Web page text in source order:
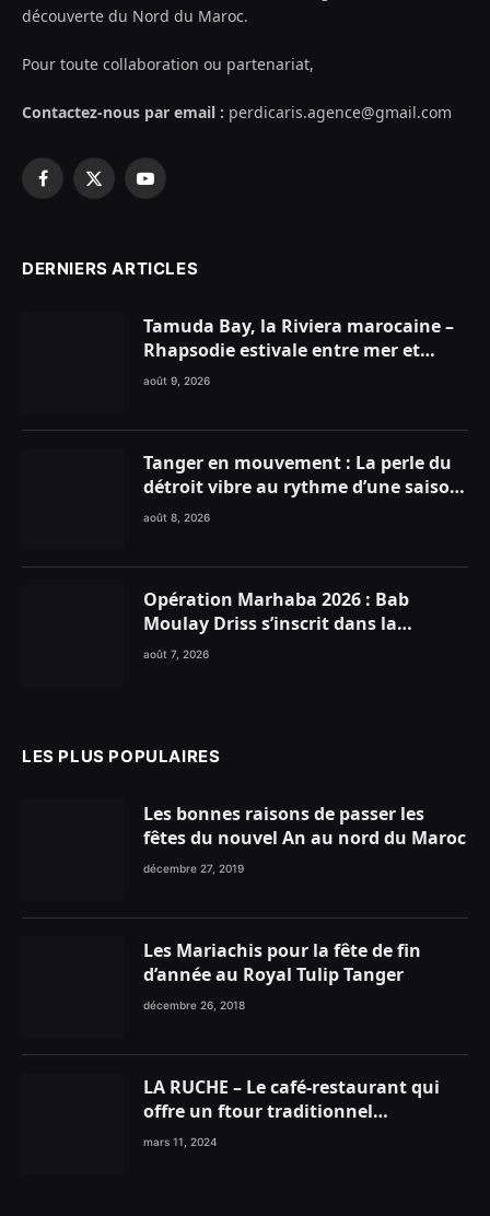
découverte du Nord du Maroc.
Pour toute collaboration ou partenariat,
Contactez-nous par email : perdicaris.agence@gmail.com
Facebook
X
YouTube
DERNIERS ARTICLES
Tamuda Bay, la Riviera marocaine –
Rhapsodie estivale entre mer et
montagnes
août 9, 2026
Tanger en mouvement : La perle du
détroit vibre au rythme d’une saison
estivale record !
août 8, 2026
Opération Marhaba 2026 : Bab
Moulay Driss s’inscrit dans la
dynamique nationale en faveur des
août 7, 2026
LES PLUS POPULAIRES
Les bonnes raisons de passer les
fêtes du nouvel An au nord du Maroc
décembre 27, 2019
Les Mariachis pour la fête de fin
d’année au Royal Tulip Tanger
décembre 26, 2018
LA RUCHE – Le café-restaurant qui
offre un ftour traditionnel
gourmand
mars 11, 2024